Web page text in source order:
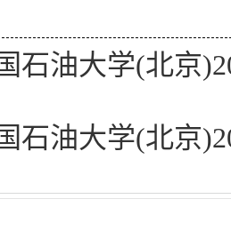
石油大学(北京
石油大学(北京